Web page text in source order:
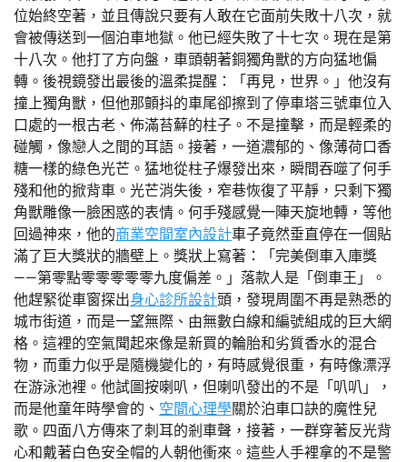
位始終空著，並且傳說只要有人敢在它面前失敗十八次，就
會被傳送到一個泊車地獄。他已經失敗了十七次。現在是第
十八次。他打了方向盤，車頭朝著銅獨角獸的方向猛地偏
轉。後視鏡發出最後的溫柔提醒：「再見，世界。」他沒有
撞上獨角獸，但他那顫抖的車尾卻擦到了停車塔三號車位入
口處的一根古老、佈滿苔蘚的柱子。不是撞擊，而是輕柔的
碰觸，像戀人之間的耳語。接著，一道濃郁的、像薄荷口香
糖一樣的綠色光芒。猛地從柱子爆發出來，瞬間吞噬了何手
殘和他的掀背車。光芒消失後，窄巷恢復了平靜，只剩下獨
角獸雕像一臉困惑的表情。何手殘感覺一陣天旋地轉，等他
回過神來，他的商業空間室內設計車子竟然垂直停在一個貼
滿了巨大獎狀的牆壁上。獎狀上寫著：「完美倒車入庫獎
——第零點零零零零零九度偏差。」落款人是「倒車王」。
他趕緊從車窗探出身心診所設計頭，發現周圍不再是熟悉的
城市街道，而是一望無際、由無數白線和編號組成的巨大網
格。這裡的空氣聞起來像是新買的輪胎和劣質香水的混合
物，而重力似乎是隨機變化的，有時感覺很重，有時像漂浮
在游泳池裡。他試圖按喇叭，但喇叭發出的不是「叭叭」，
而是他童年時學會的、 空間心理學關於泊車口訣的魔性兒
歌。四面八方傳來了刺耳的剎車聲，接著，一群穿著反光背
心和戴著白色安全帽的人朝他衝來。這些人手裡拿的不是警